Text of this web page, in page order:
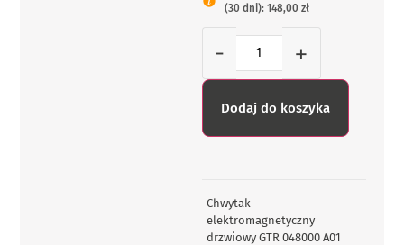
(30 dni): 148,00 zł
- +
Dodaj do koszyka
Chwytak
elektromagnetyczny
drzwiowy GTR 048000 A01